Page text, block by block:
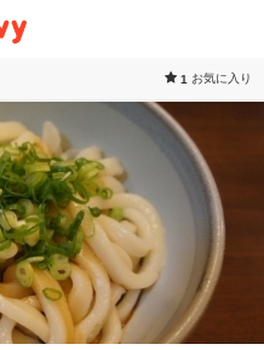
1 お気に入り